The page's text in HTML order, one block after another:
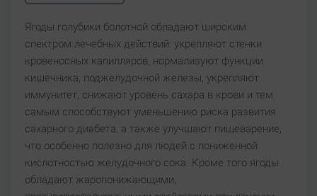
Ягоды голубики болотной обладают широким
спектром лечебных действий: укрепляют стенки
кровеносных капилляров, нормализуют функции
кишечника, поджелудочной железы, укрепляют
иммунитет, снижают уровень сахара в крови и тем
самым способствуют уменьшению риска развития
сахарного диабета, а также улучшают пищеварение,
что особенно полезно для людей с пониженной
кислотностью желудочного сока. Кроме того ягоды
обладают жаропонижающими,